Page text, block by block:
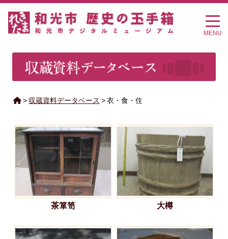
MENU
> 収蔵資料データベース > 衣・食・住
茶箪笥 大樽